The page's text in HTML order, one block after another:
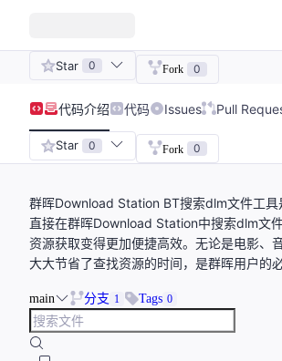
Star 0 Fork 0
代码介绍 代码 Issues Pull
Star 0 Fork 0
群晖Download Station BT搜索dlm文件工
直接在群晖Download Station中搜索dlm文
资源获取变得更加便捷高效。无论是电影、
大大节省了查找资源的时间，是群晖用户的必
main 分支 1 Tags 0